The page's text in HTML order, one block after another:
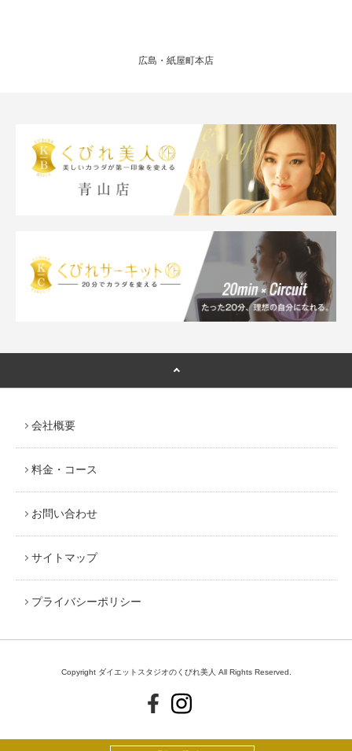
広島・紙屋町本店
会社概要
料金・コース
お問い合わせ
サイトマップ
プライバシーポリシー
Copyright ダイエットスタジオのくびれ美人 All Rights Reserved.